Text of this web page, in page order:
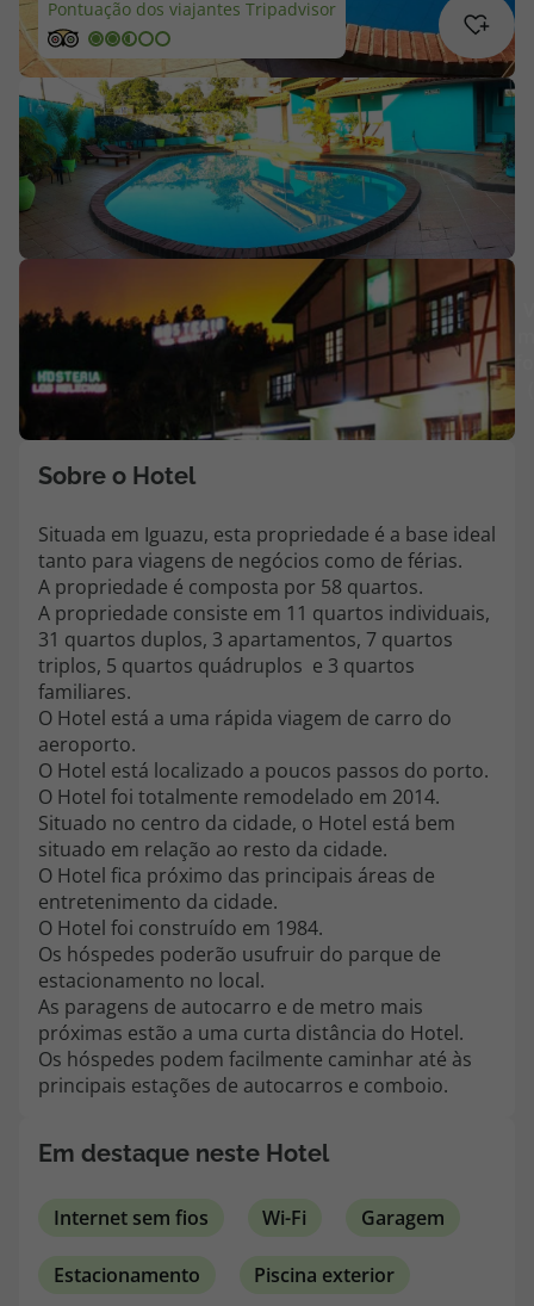
Blog TopViagens
Área de Cliente
Agências
Apoio ao cliente em Portugal
218 925 471
218 925 471
Custo de uma chamada para a rede fixa nacional.
A sua agência de viagens Top Atlântico tem a preocupação de estar
sempre mais perto de si, para maior comodidade e total facilidade
na marcação das suas viagens, tem ainda ao seu dispor o nosso call
center a funcionar todos os dias úteis das 10:00 às 20:00 e Sábado
das 10:00 às 14:00.
topatlantico@topatlantico.com
Pontuação dos viajantes Tripadvisor
Sobre o Hotel
Situada em Iguazu, esta propriedade é a base ideal
tanto para viagens de negócios como de férias.
A propriedade é composta por 58 quartos.
A propriedade consiste em 11 quartos individuais,
31 quartos duplos, 3 apartamentos, 7 quartos
triplos, 5 quartos quádruplos e 3 quartos
familiares.
O Hotel está a uma rápida viagem de carro do
aeroporto.
O Hotel está localizado a poucos passos do porto.
O Hotel foi totalmente remodelado em 2014.
Situado no centro da cidade, o Hotel está bem
situado em relação ao resto da cidade.
O Hotel fica próximo das principais áreas de
entretenimento da cidade.
O Hotel foi construído em 1984.
Os hóspedes poderão usufruir do parque de
estacionamento no local.
As paragens de autocarro e de metro mais
próximas estão a uma curta distância do Hotel.
Os hóspedes podem facilmente caminhar até às
principais estações de autocarros e comboio.
Em destaque neste Hotel
Internet sem fios Wi-Fi Garagem
Estacionamento Piscina exterior